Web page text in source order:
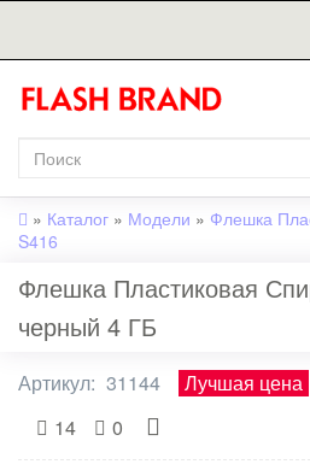
» Каталог » Модели » Флешка
S416
Флешка Пластиковая
черный 4 ГБ
Артикул: 31144 Лучшая цена
14
0